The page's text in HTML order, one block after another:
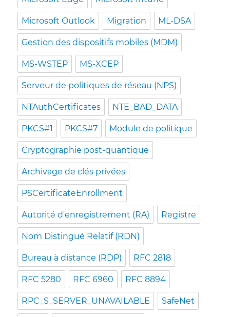
Microsoft Outlook Migration ML-DSA
Gestion des dispositifs mobiles (MDM)
MS-WSTEP MS-XCEP
Serveur de politiques de réseau (NPS)
NTAuthCertificates NTE_BAD_DATA
PKCS#1 PKCS#7 Module de politique
Cryptographie post-quantique
Archivage de clés privées
PSCertificateEnrollment
Autorité d'enregistrement (RA) Registre
Nom Distingué Relatif (RDN)
Bureau à distance (RDP) RFC 2818
RFC 5280 RFC 6960 RFC 8894
RPC_S_SERVER_UNAVAILABLE SafeNet